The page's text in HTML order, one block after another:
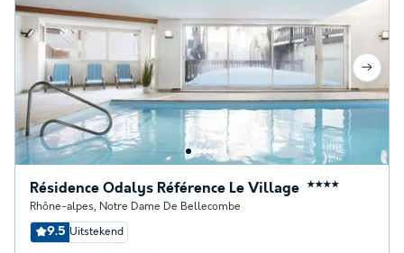
Résidence Odalys Référence Le Village ★★★★
Rhône-alpes, Notre Dame De Bellecombe
9.5 Uitstekend